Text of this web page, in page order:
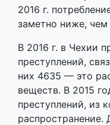
2016 г.
заметно ниже, чем
В 2016 г. в Чехии
преступлений,
них 4635 — это
веществ. В 2015
преступлений, из
распространение.